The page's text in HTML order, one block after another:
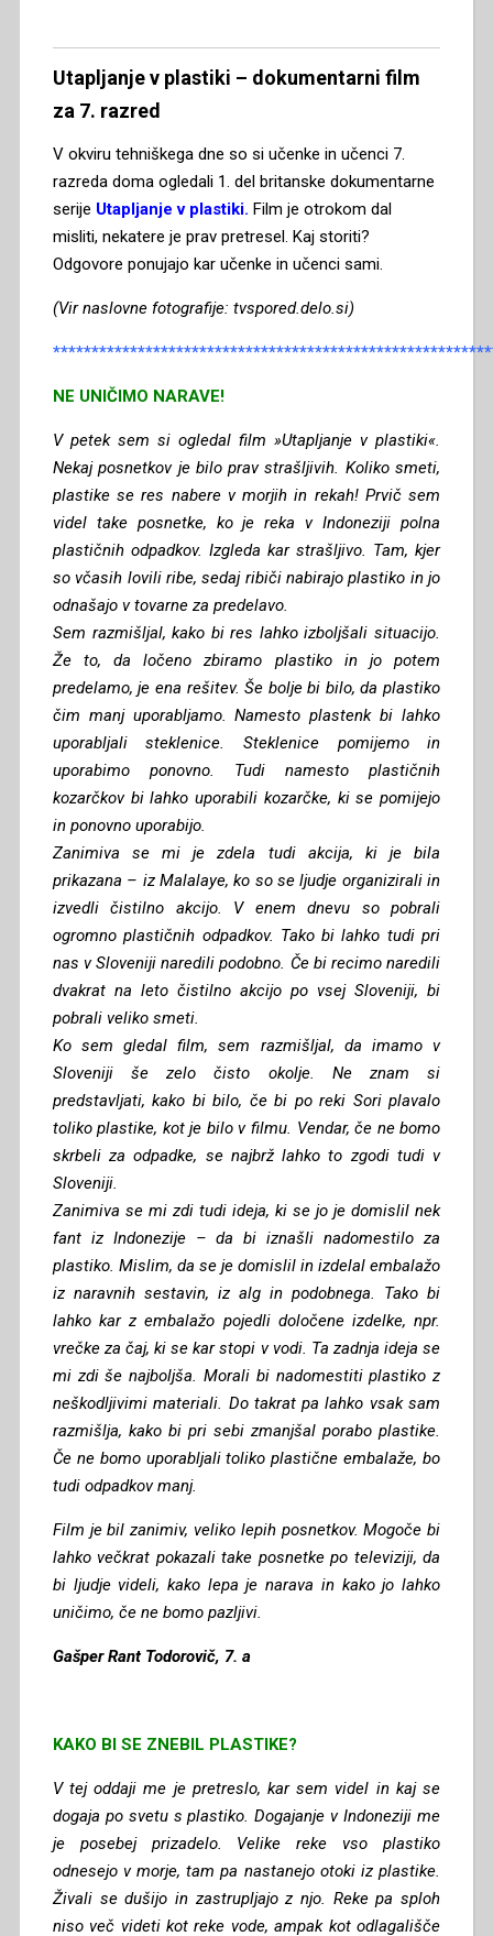
Utapljanje v plastiki – dokumentarni film
za 7. razred
V okviru tehniškega dne so si učenke in učenci 7.
razreda doma ogledali 1. del britanske dokumentarne
serije Utapljanje v plastiki. Film je otrokom dal
misliti, nekatere je prav pretresel. Kaj storiti?
Odgovore ponujajo kar učenke in učenci sami.
(Vir naslovne fotografije: tvspored.delo.si)
NE UNIČIMO NARAVE!
V petek sem si ogledal film »Utapljanje v plastiki«.
Nekaj posnetkov je bilo prav strašljivih. Koliko smeti,
plastike se res nabere v morjih in rekah! Prvič sem
videl take posnetke, ko je reka v Indoneziji polna
plastičnih odpadkov. Izgleda kar strašljivo. Tam, kjer
so včasih lovili ribe, sedaj ribiči nabirajo plastiko in jo
odnašajo v tovarne za predelavo.
Sem razmišljal, kako bi res lahko izboljšali situacijo.
Že to, da ločeno zbiramo plastiko in jo potem
predelamo, je ena rešitev. Še bolje bi bilo, da plastiko
čim manj uporabljamo. Namesto plastenk bi lahko
uporabljali steklenice. Steklenice pomijemo in
uporabimo ponovno. Tudi namesto plastičnih
kozarčkov bi lahko uporabili kozarčke, ki se pomijejo
in ponovno uporabijo.
Zanimiva se mi je zdela tudi akcija, ki je bila
prikazana – iz Malalaye, ko so se ljudje organizirali in
izvedli čistilno akcijo. V enem dnevu so pobrali
ogromno plastičnih odpadkov. Tako bi lahko tudi pri
nas v Sloveniji naredili podobno. Če bi recimo naredili
dvakrat na leto čistilno akcijo po vsej Sloveniji, bi
pobrali veliko smeti.
Ko sem gledal film, sem razmišljal, da imamo v
Sloveniji še zelo čisto okolje. Ne znam si
predstavljati, kako bi bilo, če bi po reki Sori plavalo
toliko plastike, kot je bilo v filmu. Vendar, če ne bomo
skrbeli za odpadke, se najbrž lahko to zgodi tudi v
Sloveniji.
Zanimiva se mi zdi tudi ideja, ki se jo je domislil nek
fant iz Indonezije – da bi iznašli nadomestilo za
plastiko. Mislim, da se je domislil in izdelal embalažo
iz naravnih sestavin, iz alg in podobnega. Tako bi
lahko kar z embalažo pojedli določene izdelke, npr.
vrečke za čaj, ki se kar stopi v vodi. Ta zadnja ideja se
mi zdi še najboljša. Morali bi nadomestiti plastiko z
neškodljivimi materiali. Do takrat pa lahko vsak sam
razmišlja, kako bi pri sebi zmanjšal porabo plastike.
Če ne bomo uporabljali toliko plastične embalaže, bo
tudi odpadkov manj.
Film je bil zanimiv, veliko lepih posnetkov. Mogoče bi
lahko večkrat pokazali take posnetke po televiziji, da
bi ljudje videli, kako lepa je narava in kako jo lahko
uničimo, če ne bomo pazljivi.
Gašper Rant Todorovič, 7. a
KAKO BI SE ZNEBIL PLASTIKE?
V tej oddaji me je pretreslo, kar sem videl in kaj se
dogaja po svetu s plastiko. Dogajanje v Indoneziji me
je posebej prizadelo. Velike reke vso plastiko
odnesejo v morje, tam pa nastanejo otoki iz plastike.
Živali se dušijo in zastrupljajo z njo. Reke pa sploh
niso več videti kot reke vode, ampak kot odlagališče